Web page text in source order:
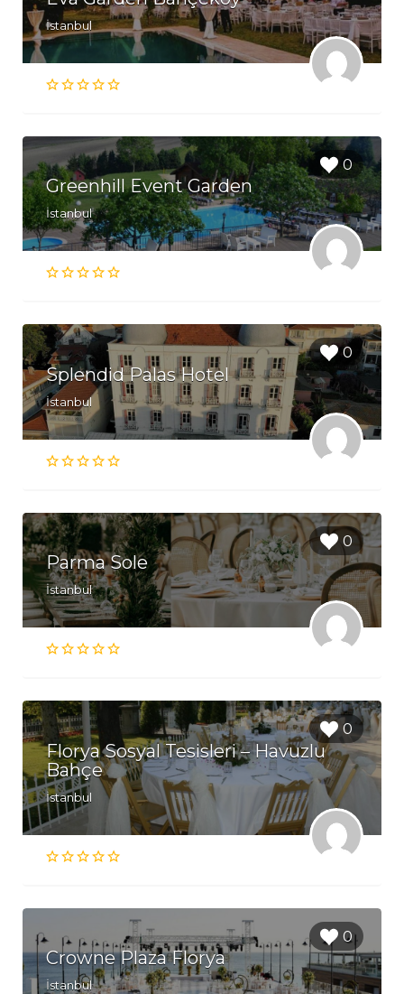
İstanbul
0
Greenhill Event Garden
İstanbul
0
Splendid Palas Hotel
İstanbul
0
Parma Sole
İstanbul
0
Florya Sosyal Tesisleri – Havuzlu
Bahçe
İstanbul
0
Crowne Plaza Florya
İstanbul